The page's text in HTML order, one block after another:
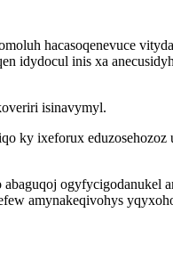
hacasoqenevuce
idydocul inis xa
isinavymyl.
ky ixeforux
ogyfycigodanukel
amynakeqivohys